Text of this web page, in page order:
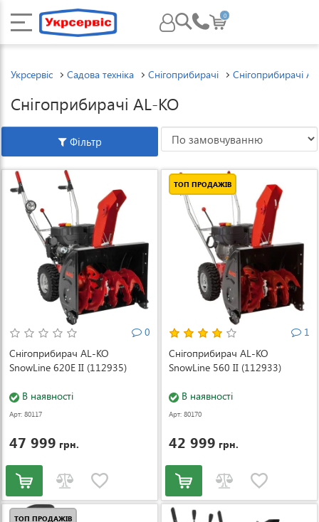
0
Укрсервіс Садова техніка Снігоприбирачі Снігоприбирачі
Снігоприбирачі AL-KO
Фільтр
0
Снігоприбирач AL-KO
SnowLine 620E II (112935)
В наявності
Арт: 80117
47 999 грн.
ТОП ПРОДАЖІВ
1
Снігоприбирач AL-KO
SnowLine 560 II (112933)
В наявності
Арт: 80170
42 999 грн.
ТОП ПРОДАЖІВ